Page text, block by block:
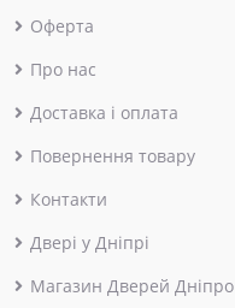
Оферта
Про нас
Доставка і оплата
Повернення товару
Контакти
Двері у Дніпрі
Магазин Дверей Дніпро